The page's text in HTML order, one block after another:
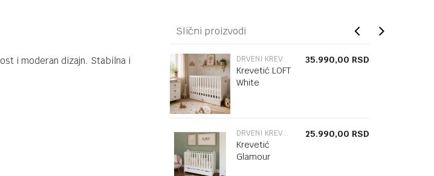
i moderan dizajn. Stabilna i
Slični proizvodi
DRVENI KREVETAC 7.990,00 DRVENI KREVETAC
Krevetić LOFT
White
35.990,00 RSD
DRVENI KREVETAC
Krevetić
Glamour
25.990,00 RSD